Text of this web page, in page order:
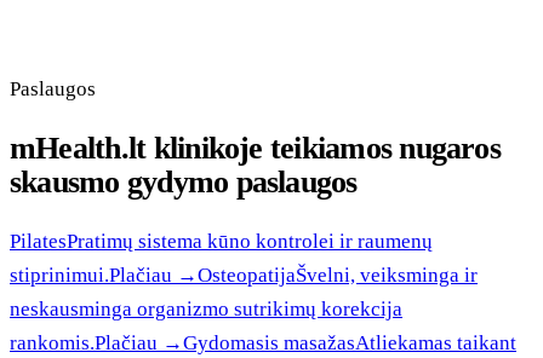
Paslaugos
mHealth.lt klinikoje teikiamos nugaros
skausmo gydymo paslaugos
PilatesPratimų sistema kūno kontrolei ir raumenų
stiprinimui.Plačiau →OsteopatijaŠvelni, veiksminga ir
neskausminga organizmo sutrikimų korekcija
rankomis.Plačiau →Gydomasis masažasAtliekamas taikant